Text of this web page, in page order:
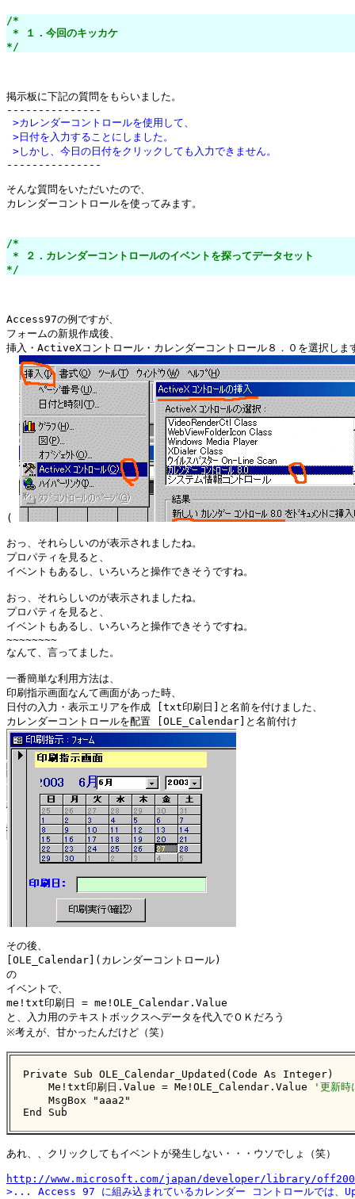
/*
* １．今回のキッカケ
*/
掲示板に下記の質問をもらいました。
>カレンダーコントロールを使用して、
>日付を入力することにしました。
>しかし、今日の日付をクリックしても入力できません。
---------------
そんな質問をいただいたので、
カレンダーコントロールを使ってみます。
/*
* ２．カレンダーコントロールのイベントを探ってデータセット
*/
Access97の例ですが、
フォームの新規作成後、
挿入・ActiveXコントロール・カレンダーコントロール８．０を選択しま
(
おっ、それらしいのが表示されましたね。
プロパティを見ると、
イベントもあるし、いろいろと操作できそうですね。
おっ、それらしいのが表示されましたね。
プロパティを見ると、
イベントもあるし、いろいろと操作できそうですね。
~~~~~~~~
なんて、言ってました。
一番簡単な利用方法は、
印刷指示画面なんて画面があった時、
日付の入力・表示エリアを作成 [txt印刷日]と名前を付けました、
その後、
[OLE_Calendar](カレンダーコントロール)
の
イベントで、
me!txt印刷日 = me!OLE_Calendar.Value
と、入力用のテキストボックスへデータを代入でＯＫだろう
※考えが、甘かったんだけど（笑）
Private Sub OLE_Calendar_Updated(Code As Integer)
    Me!txt印刷日.Value = Me!OLE_Calendar.Value
'更新時
    MsgBox "aaa2"
End Sub
あれ、、クリックしてもイベントが発生しない・・・ウソでしょ（笑）
http://www.microsoft.com/japan/developer/library/
>... Access 97 に組み込まれているカレンダー コントロールでは、